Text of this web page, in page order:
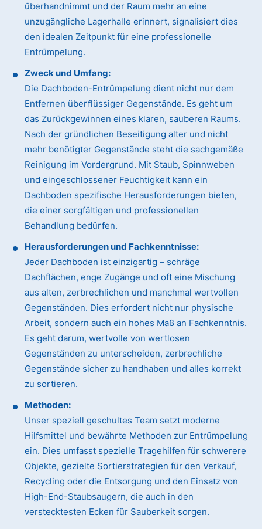
überhandnimmt und der Raum mehr an eine
unzugängliche Lagerhalle erinnert, signalisiert dies
den idealen Zeitpunkt für eine professionelle
Entrümpelung.
Zweck und Umfang:
Die Dachboden-Entrümpelung dient nicht nur dem
Entfernen überflüssiger Gegenstände. Es geht um
das Zurückgewinnen eines klaren, sauberen Raums.
Nach der gründlichen Beseitigung alter und nicht
mehr benötigter Gegenstände steht die sachgemäße
Reinigung im Vordergrund. Mit Staub, Spinnweben
und eingeschlossener Feuchtigkeit kann ein
Dachboden spezifische Herausforderungen bieten,
die einer sorgfältigen und professionellen
Behandlung bedürfen.
Herausforderungen und Fachkenntnisse:
Jeder Dachboden ist einzigartig – schräge
Dachflächen, enge Zugänge und oft eine Mischung
aus alten, zerbrechlichen und manchmal wertvollen
Gegenständen. Dies erfordert nicht nur physische
Arbeit, sondern auch ein hohes Maß an Fachkenntnis.
Es geht darum, wertvolle von wertlosen
Gegenständen zu unterscheiden, zerbrechliche
Gegenstände sicher zu handhaben und alles korrekt
zu sortieren.
Methoden:
Unser speziell geschultes Team setzt moderne
Hilfsmittel und bewährte Methoden zur Entrümpelung
ein. Dies umfasst spezielle Tragehilfen für schwerere
Objekte, gezielte Sortierstrategien für den Verkauf,
Recycling oder die Entsorgung und den Einsatz von
High-End-Staubsaugern, die auch in den
verstecktesten Ecken für Sauberkeit sorgen.